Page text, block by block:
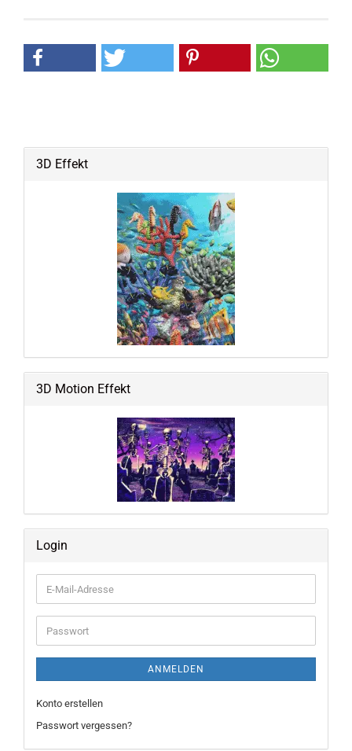
3D Effekt
3D Motion Effekt
Login
E-
Mail-
Adresse
Passwort
ANMELDEN
Konto erstellen
Passwort vergessen?